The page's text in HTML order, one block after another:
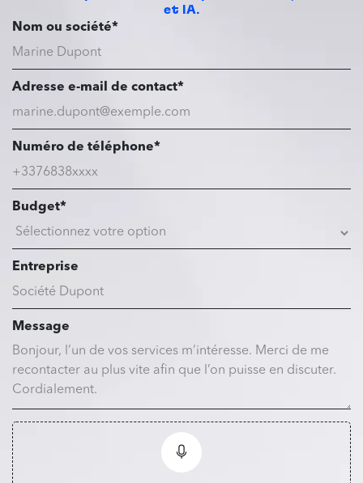
et IA.
Nom ou société*
Adresse e-mail de contact*
Numéro de téléphone*
Budget*
Entreprise
Message